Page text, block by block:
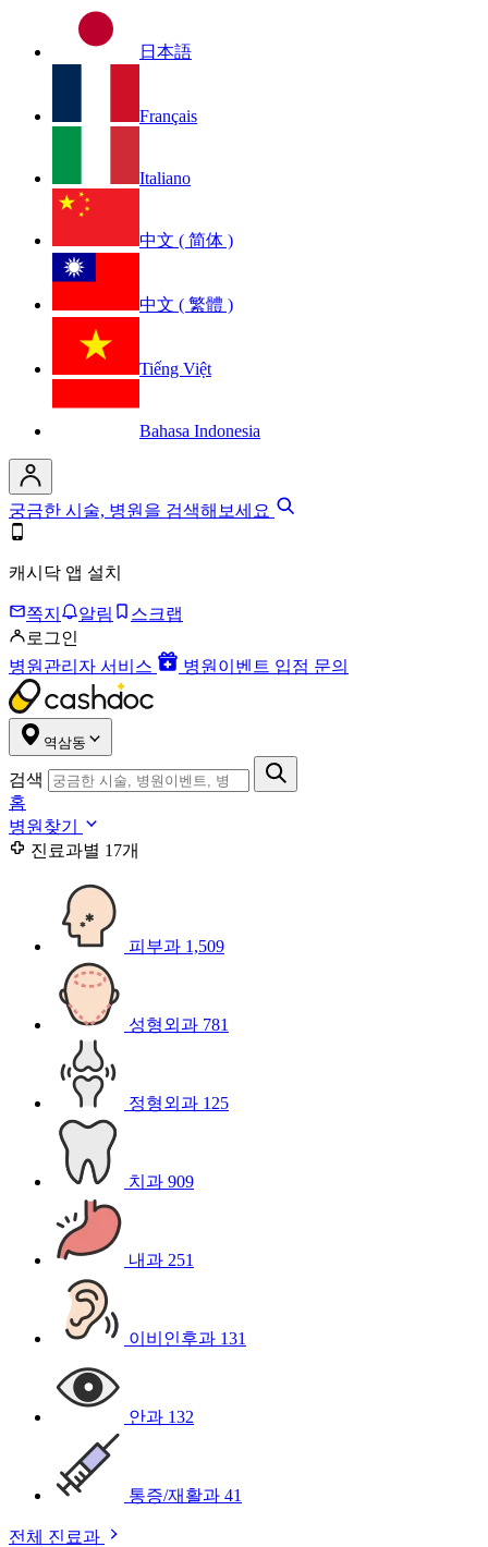
日本語
Français
Italiano
中文 ( 简体 )
中文 ( 繁體 )
Tiếng Việt
Bahasa Indonesia
궁금한 시술, 병원을 검색해보세요
캐시닥 앱 설치
쪽지 알림
스크랩
로그인
병원관리자 서비스
병원이벤트 입점 문의
역삼동
검색
홈
병원찾기
진료과별 17개
피부과 1,509
성형외과 781
정형외과 125
치과 909
내과 251
이비인후과 131
안과 132
통증/재활과 41
전체 진료과